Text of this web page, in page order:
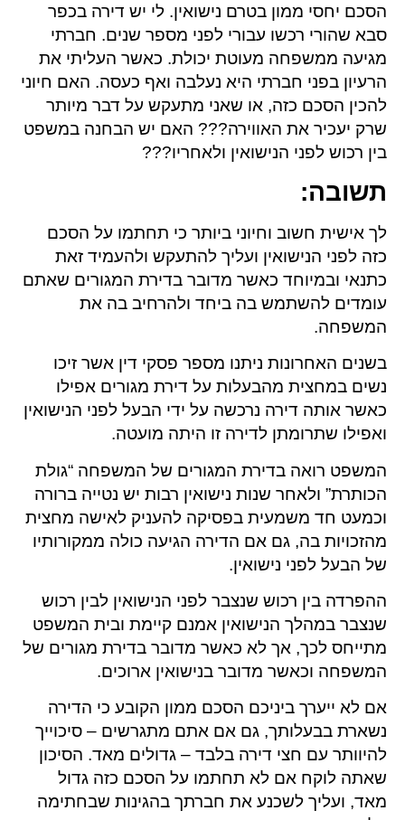
הסכם יחסי ממון בטרם נישואין. לי יש דירה בכפר
סבא שהורי רכשו עבורי לפני מספר שנים. חברתי
מגיעה ממשפחה מעוטת יכולת. כאשר העליתי את
הרעיון בפני חברתי היא נעלבה ואף כעסה. האם חיוני
להכין הסכם כזה, או שאני מתעקש על דבר מיותר
שרק יעכיר את האווירה??? האם יש הבחנה במשפט
בין רכוש לפני הנישואין ולאחריו???
תשובה:
לך אישית חשוב וחיוני ביותר כי תחתמו על הסכם
כזה לפני הנישואין ועליך להתעקש ולהעמיד זאת
כתנאי ובמיוחד כאשר מדובר בדירת המגורים שאתם
עומדים להשתמש בה ביחד ולהרחיב בה את
המשפחה.
בשנים האחרונות ניתנו מספר פסקי דין אשר זיכו
נשים במחצית מהבעלות על דירת מגורים אפילו
כאשר אותה דירה נרכשה על ידי הבעל לפני הנישואין
ואפילו שתרומתן לדירה זו היתה מועטה.
המשפט רואה בדירת המגורים של המשפחה “גולת
הכותרת” ולאחר שנות נישואין רבות יש נטייה ברורה
וכמעט חד משמעית בפסיקה להעניק לאישה מחצית
מהזכויות בה, גם אם הדירה הגיעה כולה ממקורותיו
של הבעל לפני נישואין.
ההפרדה בין רכוש שנצבר לפני הנישואין לבין רכוש
שנצבר במהלך הנישואין אמנם קיימת ובית המשפט
מתייחס לכך, אך לא כאשר מדובר בדירת מגורים של
המשפחה וכאשר מדובר בנישואין ארוכים.
אם לא ייערך ביניכם הסכם ממון הקובע כי הדירה
נשארת בבעלותך, גם אם אתם מתגרשים – סיכוייך
להיוותר עם חצי דירה בלבד – גדולים מאד. הסיכון
שאתה לוקח אם לא תחתמו על הסכם כזה גדול
מאד, ועליך לשכנע את חברתך בהגינות שבחתימה